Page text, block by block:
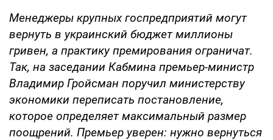
Менеджеры крупных госпредприятий могут
вернуть в украинский бюджет миллионы
гривен, а практику премирования ограничат.
Так, на заседании Кабмина премьер-министр
Владимир Гройсман поручил министерству
экономики переписать постановление,
которое определяет максимальный размер
поощрений. Премьер уверен: нужно вернуться